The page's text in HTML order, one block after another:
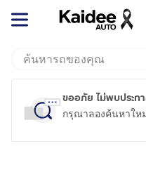
ขออภัย ไม่พบประ
กรุณาลองค้นหาให